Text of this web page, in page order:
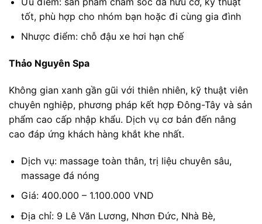
tốt, phù hợp cho nhóm bạn hoặc đi cùng gia đình
Nhược điểm: chỗ đậu xe hơi hạn chế
Thảo Nguyên Spa
Không gian xanh gần gũi với thiên nhiên, kỹ thuật viên
chuyên nghiệp, phương pháp kết hợp Đông-Tây và sản
phẩm cao cấp nhập khẩu. Dịch vụ cơ bản đến nâng
cao đáp ứng khách hàng khắt khe nhất.
Dịch vụ: massage toàn thân, trị liệu chuyên sâu,
massage đá nóng
Giá: 400.000 – 1.100.000 VND
Địa chỉ: 9 Lê Văn Lương, Nhơn Đức, Nhà Bè,